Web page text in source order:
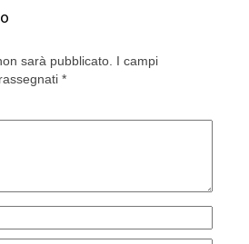
sarà pubblicato. I campi
*